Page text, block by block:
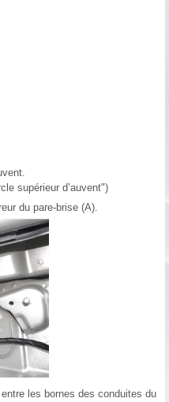
supérieur d’auvent")
du pare-brise (A).
les bornes des conduites du